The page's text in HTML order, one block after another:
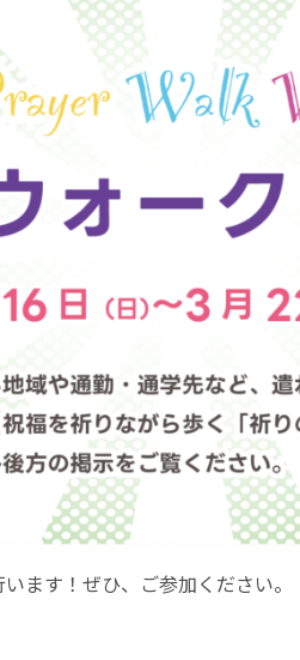
ます！ぜひ、ご参加ください。